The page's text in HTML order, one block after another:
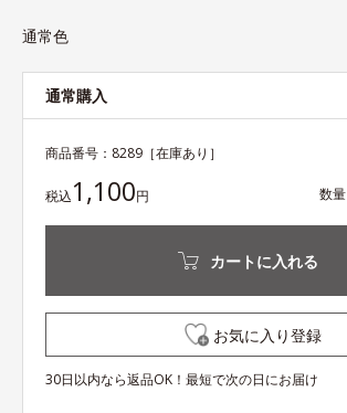
通常色
通常購入
商品番号： 8289 ［在庫あり］
税込1,100円 数量
カートに入れる
お気に入り登録
30日以内なら返品OK！最短で次の日にお届け